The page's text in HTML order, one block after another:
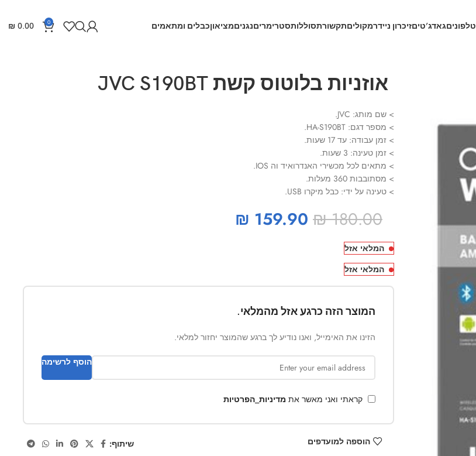
טלפוניםגאדג’טיםזיכרון ניידרמקוליםתקשורתסוללותסטרימריםנגניםמציאוןכבלים ומתאמים 0
₪ 0.00
אוזניות בלוטוס קשת JVC S190BT
> שם מותג: JVC.
> מספר דגם: HA-S190BT.
> זמן עבודה: עד 17 שעות.
> זמן טעינה: 3 שעות.
> מתאים לכל מכשירי האנדרואיד וה IOS.
> מסתובבות 360 מעלות.
> טעינה על ידי: כבל מיקרו USB.
₪180.00
₪ 159.90
המלאי אזל
המלאי אזל
המוצר הזה כרגע אזל מהמלאי.
הזינו את האימייל, ואנו נודיע לך ברגע שהמוצר יחזור למלאי.
הוסף לרשימה
קראתי ואני מאשר את מדיניות_הפרטיות
הוספה למועדפים שיתוף: